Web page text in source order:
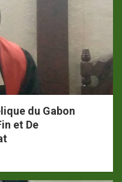
du Gabon
et De